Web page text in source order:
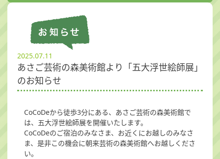
2025.07.11
あさご芸術の森美術館より「五大浮世絵師展」
のお知らせ
CoCoDeから徒歩3分にある、あさご芸術の森美術館で
は、五大浮世絵師展を開催いたします。
CoCoDeのご宿泊のみなさま、お近くにお越しのみなさ
ま、是非この機会に朝来芸術の森美術館へお越しくださ
い。